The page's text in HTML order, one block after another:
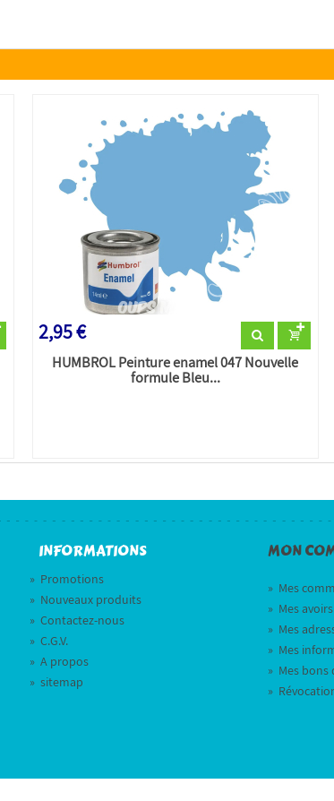
2,95 €
HUMBROL Peinture enamel 047 Nouvelle
formule Bleu...
INFORMATIONS
» Promotions
» Nouveaux produits
» Contactez-nous
» C.G.V.
» A propos
» sitemap
MON
» Mes
» Mes avoirs
» Mes
» Mes
» Mes
»